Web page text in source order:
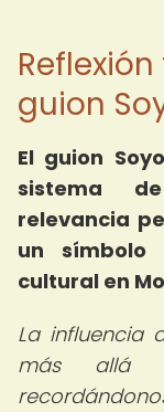
guion
El guion
sistema
relevancia
un símbolo
cultural en
La influencia
más allá